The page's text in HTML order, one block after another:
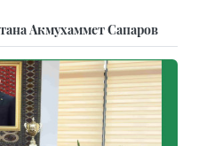
Акмухаммет Сапаров